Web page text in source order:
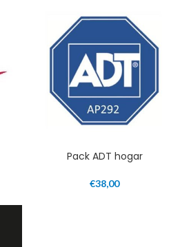
Pack ADT hogar
€38,00